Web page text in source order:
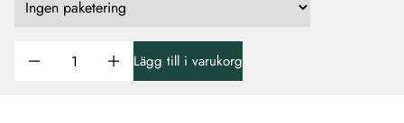
Lägg till i varukorg